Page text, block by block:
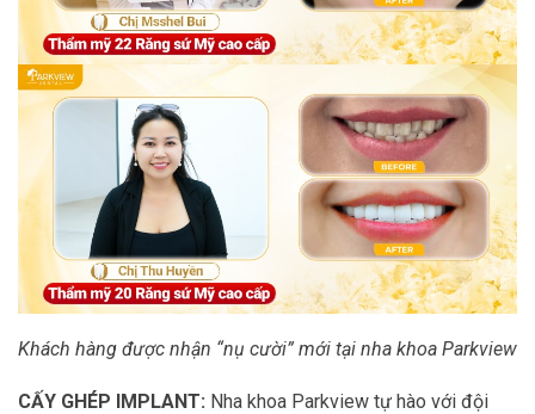
Khách hàng được nhận “nụ cười” mới tại nha khoa Parkview
CẤY GHÉP IMPLANT: Nha khoa Parkview tự hào với đội